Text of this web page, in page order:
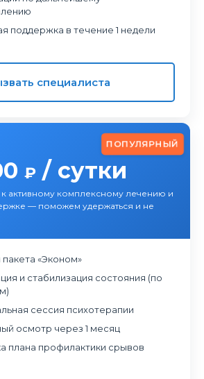
поддержка в течение 1 недели
специалиста
ПОПУЛЯРНЫЙ
₽ / сутки
к активному комплексному лечению и
— поможем удержаться и не
пакета «Эконом»
и стабилизация состояния (по
сессия психотерапии
осмотр через 1 месяц
плана профилактики срывов